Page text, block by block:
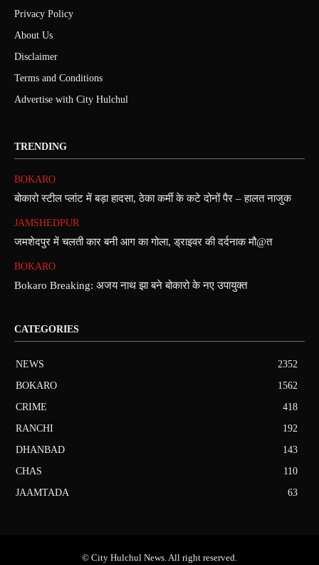
Privacy Policy
About Us
Disclaimer
Terms and Conditions
Advertise with City Hulchul
TRENDING
BOKARO
बोकारो स्टील प्लांट में बड़ा हादसा, ठेका कर्मी के कटे दोनों पैर – हालत नाजुक
JAMSHEDPUR
जमशेदपुर में चलती कार बनी आग का गोला, ड्राइवर की दर्दनाक मौ@त
BOKARO
Bokaro Breaking: अजय नाथ झा बने बोकारो के नए उपायुक्त
CATEGORIES
NEWS
2352
BOKARO
1562
CRIME
418
RANCHI
192
DHANBAD
143
CHAS
110
JAAMTADA
63
© City Hulchul News. All right reserved.